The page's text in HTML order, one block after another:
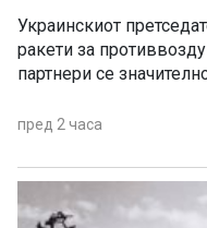
Украинскиот
ракети за
партнери се
пред 2 часа